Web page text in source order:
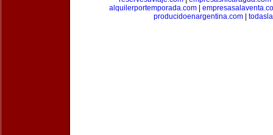
alquilerportemporada.com
producidoenargentina.com